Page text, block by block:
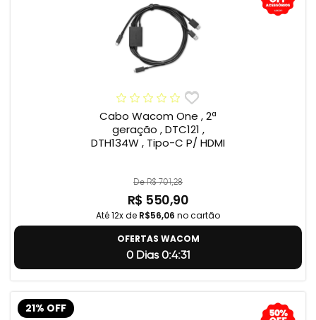
Cabo Wacom One , 2ª
geração , DTC121 ,
DTH134W , Tipo-C P/ HDMI
De R$ 701,28
R$ 550,90
Até 12x de R$56,06 no cartão
OFERTAS WACOM
0 Dias 0:4:31
21% OFF